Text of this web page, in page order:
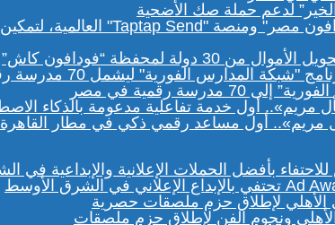
لدعم حملة صك الأضحية
رقمية في مصر
مريم».. أول مساعد رقمي ذكي في مطار القاهرة
ونجوم الفن لإطلاق حزم ملصقات